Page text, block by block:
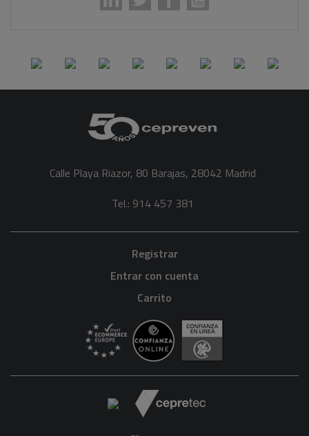
Calle Playa Riazor, 80 Barajas, 28042 Madrid
Tel.: 914 457 381
Registrar
Entrar con cuenta
Carrito